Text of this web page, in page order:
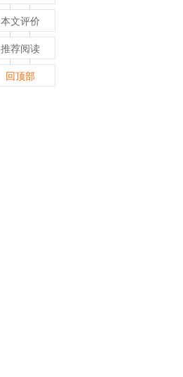
本文评价
推荐阅读
回顶部